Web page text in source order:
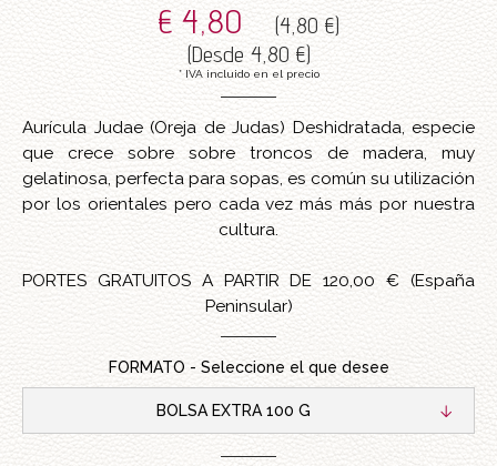
€ 4,80 (4,80 €)
(Desde4,80 €)
* IVA incluido en el precio
Aurícula Judae (Oreja de Judas) Deshidratada, especie
que crece sobre sobre troncos de madera, muy
gelatinosa, perfecta para sopas, es común su utilización
por los orientales pero cada vez más más por nuestra
cultura.
PORTES GRATUITOS A PARTIR DE 120,00 € (España
Peninsular)
FORMATO - Seleccione el que desee
BOLSA EXTRA 100 G